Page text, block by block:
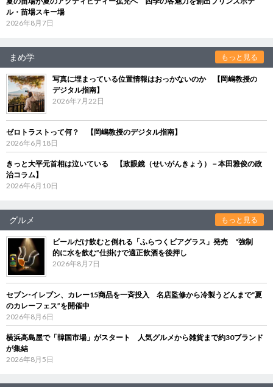
ル・苗場スキー場
2026年8月7日
まめ学 もっと見る
写真に埋まっている位置情報はおっかないのか 【岡嶋教授の
デジタル指南】
2026年7月22日
ゼロトラストって何？ 【岡嶋教授のデジタル指南】
2026年6月18日
きっと大平元首相は泣いている 【政眼鏡（せいがんきょう）－本田雅俊の政
治コラム】
2026年6月10日
グルメ もっと見る
ビールだけ飲むと倒れる「ふらつくビアグラス」発売 “強制
的に水を飲む”仕掛けで適正飲酒を後押し
2026年8月7日
セブン‐イレブン、カレー15商品を一斉投入 名店監修から冷製うどんまで“夏
のカレーフェス”を開催中
2026年8月6日
横浜高島屋で「韓国市場」がスタート 人気グルメから雑貨まで約30ブランド
が集結
2026年8月5日